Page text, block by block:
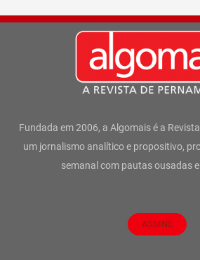
Fundada em 2006, a Algomais é a
um jornalismo analítico e propositivo,
semanal com pautas ousadas
ASSINE